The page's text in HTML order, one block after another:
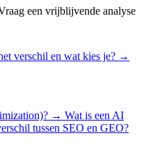
een vrijblijvende analyse
verschil en wat kies je? →
→ Wat is een AI
tussen SEO en GEO?